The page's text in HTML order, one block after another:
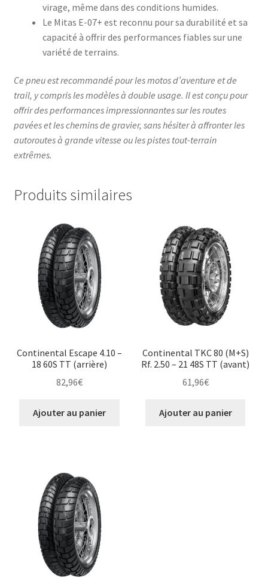
virage, même dans des conditions humides.
Le Mitas E-07+ est reconnu pour sa durabilité et sa
capacité à offrir des performances fiables sur une
variété de terrains.
Ce pneu est recommandé pour les motos d’aventure et de
trail, y compris les modèles à double usage. Il est conçu pour
offrir des performances impressionnantes sur les routes
pavées et les chemins de gravier, sans hésiter à affronter les
autoroutes à grande vitesse ou les pistes tout-terrain
extrêmes.
Produits similaires
Continental Escape 4.10 –
18 60S TT (arrière)
82,96€
Ajouter au panier
Continental TKC 80 (M+S)
Rf. 2.50 – 21 48S TT (avant)
61,96€
Ajouter au panier